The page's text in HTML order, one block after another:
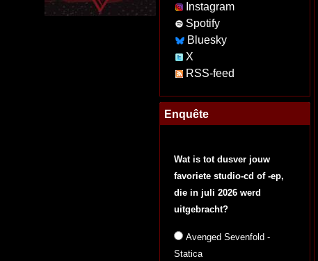
Instagram
Spotify
Bluesky
X
RSS-feed
Enquête
Wat is tot dusver jouw
favoriete studio-cd of -ep,
die in juli 2026 werd
uitgebracht?
Avenged Sevenfold -
Statica